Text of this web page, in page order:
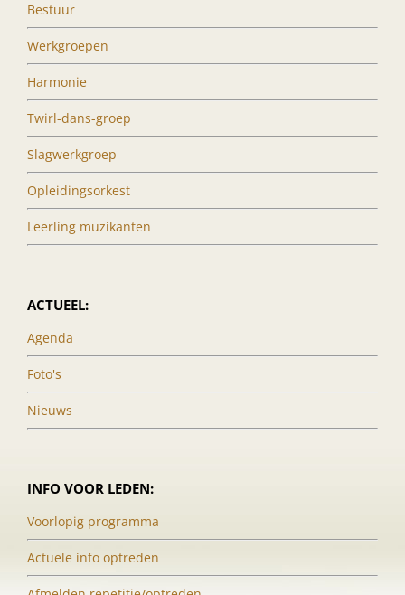
Bestuur
Werkgroepen
Harmonie
Twirl-dans-groep
Slagwerkgroep
Opleidingsorkest
Leerling muzikanten
ACTUEEL:
Agenda
Foto's
Nieuws
INFO VOOR LEDEN:
Voorlopig programma
Actuele info optreden